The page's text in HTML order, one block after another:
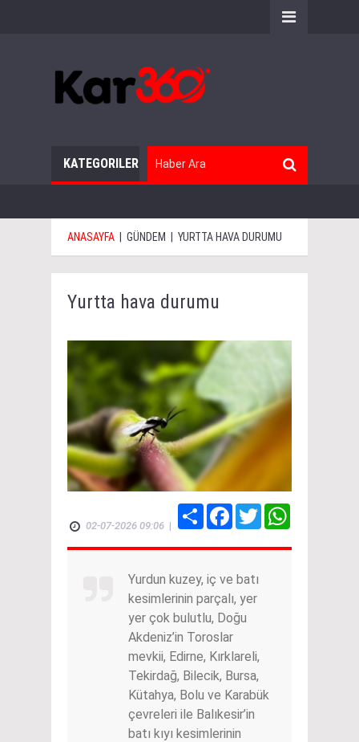
KATEGORILER
ANASAYFA | GÜNDEM | YURTTA HAVA DURUMU
Yurtta hava durumu
02-07-2026 09:06 |
Share FacebookTwitter
Yurdun kuzey, iç ve batı
kesimlerinin parçalı, yer
yer çok bulutlu, Doğu
Akdeniz’in Toroslar
mevkii, Edirne, Kırklareli,
Tekirdağ, Bilecik, Bursa,
Kütahya, Bolu ve Karabük
çevreleri ile Balıkesir’in
batı kıyı kesimlerinin